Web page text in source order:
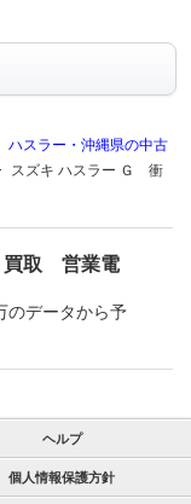
ハスラー・沖縄県の中古
スズキ ハスラー Ｇ 衝
買取 営業電
のデータから予
ヘルプ
個人情報保護方針